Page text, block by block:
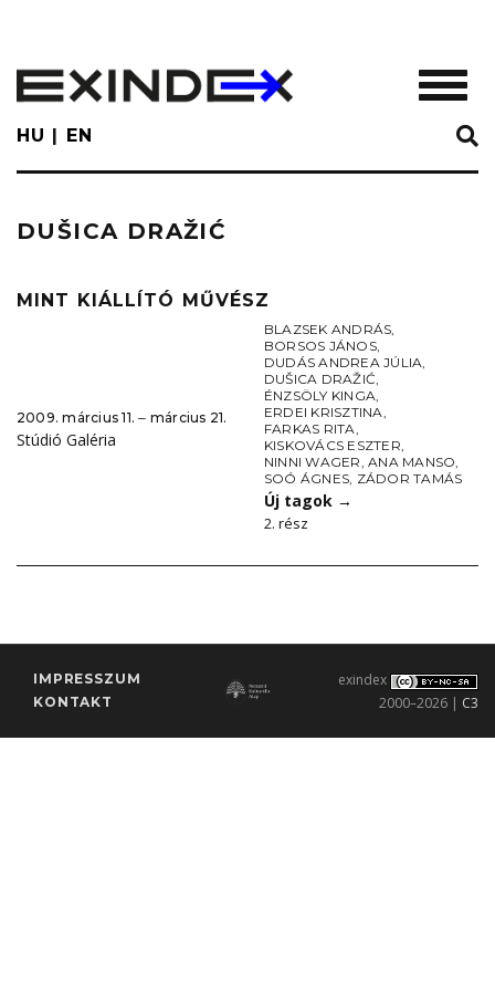
main
content
HU EN
DUŠICA DRAŽIĆ
MINT KIÁLLÍTÓ MŰVÉSZ
2009. március 11. ‒ március 21.
Stúdió Galéria
BLAZSEK ANDRÁS,
BORSOS JÁNOS,
DUDÁS ANDREA JÚLIA,
DUŠICA DRAŽIĆ,
ÉNZSÖLY KINGA,
ERDEI KRISZTINA,
FARKAS RITA,
KISKOVÁCS ESZTER,
NINNI WAGER,ANA MANSO,
SOÓ ÁGNES, ZÁDOR TAMÁS
Új tagok →
2. rész
IMPRESSZUM
KONTAKT
exindex
2000–2026 | C3